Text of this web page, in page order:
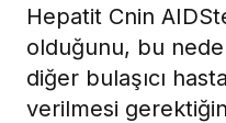
Hepatit Cnin
olduğunu, bu
diğer bulaşıcı
verilmesi